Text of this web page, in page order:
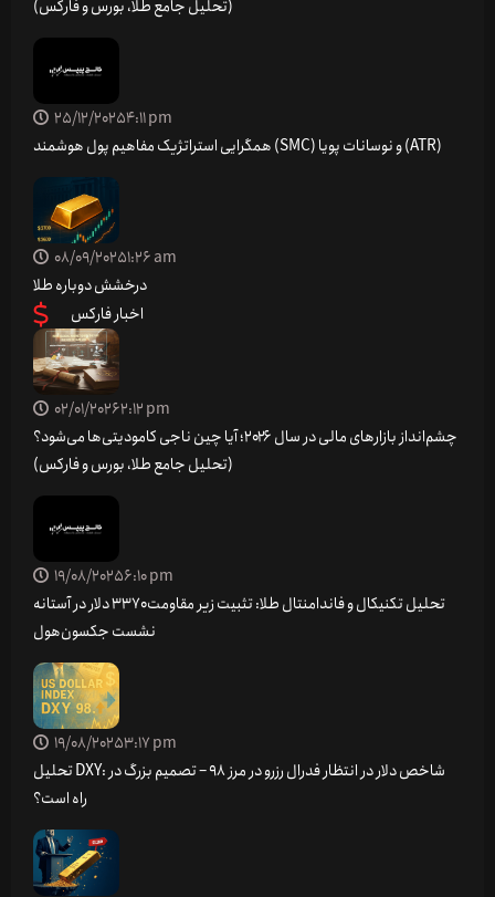
(تحلیل جامع طلا، بورس و فارکس)
25/12/20254:11 pm
همگرایی استراتژیک مفاهیم پول هوشمند (SMC) و نوسانات پویا (ATR)
08/09/20251:26 am
درخشش دوباره طلا
اخبار فارکس
02/01/20262:12 pm
چشم‌انداز بازارهای مالی در سال ۲۰۲۶؛ آیا چین ناجی کامودیتی‌ها می‌شود؟
(تحلیل جامع طلا، بورس و فارکس)
19/08/20256:10 pm
تحلیل تکنیکال و فاندامنتال طلا: تثبیت زیر مقاومت ۳۳۷۰ دلار در آستانه
نشست جکسون‌هول
19/08/20253:17 pm
تحلیل DXY: شاخص دلار در انتظار فدرال رزرو در مرز 98 – تصمیم بزرگ در
راه است؟